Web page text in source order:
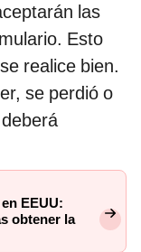
las
Esto
realice bien.
se perdió o
EEUU:
obtener la